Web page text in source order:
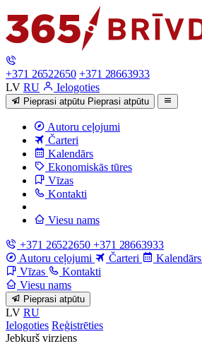
+371 26522650 +371 28663933
LV RU Ielogoties
Pieprasi atpūtu Pieprasi atpūtu
Autoru ceļojumi
Čarteri
Kalendārs
Ekonomiskās tūres
Vīzas
Kontakti
Viesu nams
+371 26522650 +371 28663933
Autoru ceļojumi
Čarteri Kalendārs
Vīzas
Kontakti
Viesu nams
Pieprasi atpūtu
LV RU
Ielogoties Reģistrēties
Jebkurš virziens